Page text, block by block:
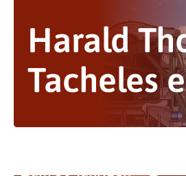
Harald
Tacheles